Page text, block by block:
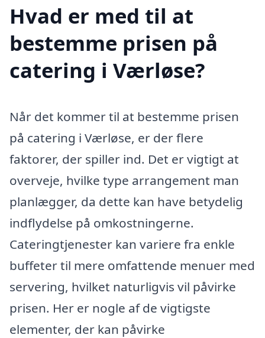
Hvad er med til at
bestemme prisen på
catering i Værløse?
Når det kommer til at bestemme prisen
på catering i Værløse, er der flere
faktorer, der spiller ind. Det er vigtigt at
overveje, hvilke type arrangement man
planlægger, da dette kan have betydelig
indflydelse på omkostningerne.
Cateringtjenester kan variere fra enkle
buffeter til mere omfattende menuer med
servering, hvilket naturligvis vil påvirke
prisen. Her er nogle af de vigtigste
elementer, der kan påvirke